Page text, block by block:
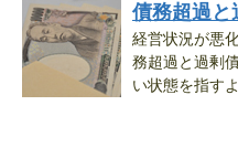
債務超過と
経営状況が悪
務超過と過剰
い状態を指す